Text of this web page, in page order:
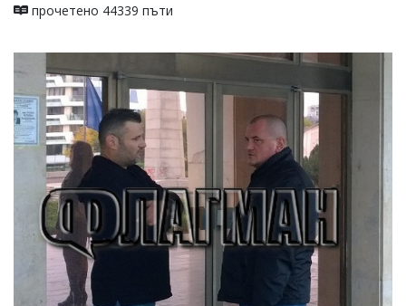
прочетено 44339 пъти